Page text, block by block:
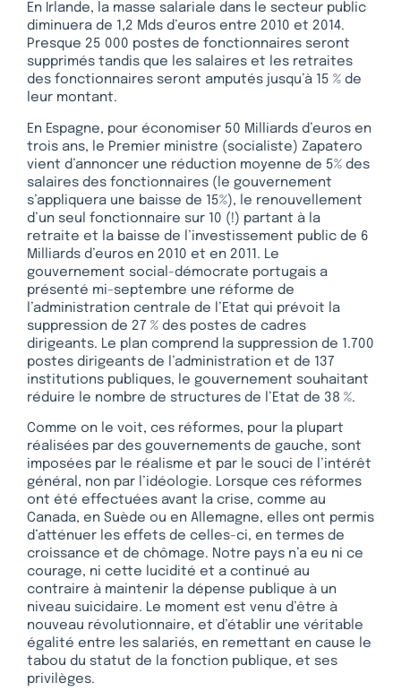
En Irlande, la masse salariale dans le secteur public
diminuera de 1,2 Mds d’euros entre 2010 et 2014.
Presque 25 000 postes de fonctionnaires seront
supprimés tandis que les salaires et les retraites
des fonctionnaires seront amputés jusqu’à 15 % de
leur montant.
En Espagne, pour économiser 50 Milliards d’euros en
trois ans, le Premier ministre (socialiste) Zapatero
vient d’annoncer une réduction moyenne de 5% des
salaires des fonctionnaires (le gouvernement
s’appliquera une baisse de 15%), le renouvellement
d’un seul fonctionnaire sur 10 (!) partant à la
retraite et la baisse de l’investissement public de 6
Milliards d’euros en 2010 et en 2011. Le
gouvernement social-démocrate portugais a
présenté mi-septembre une réforme de
l’administration centrale de l’Etat qui prévoit la
suppression de 27 % des postes de cadres
dirigeants. Le plan comprend la suppression de 1.700
postes dirigeants de l’administration et de 137
institutions publiques, le gouvernement souhaitant
réduire le nombre de structures de l’Etat de 38 %.
Comme on le voit, ces réformes, pour la plupart
réalisées par des gouvernements de gauche, sont
imposées par le réalisme et par le souci de l’intérêt
général, non par l’idéologie. Lorsque ces réformes
ont été effectuées avant la crise, comme au
Canada, en Suède ou en Allemagne, elles ont permis
d’atténuer les effets de celles-ci, en termes de
croissance et de chômage. Notre pays n’a eu ni ce
courage, ni cette lucidité et a continué au
contraire à maintenir la dépense publique à un
niveau suicidaire. Le moment est venu d’être à
nouveau révolutionnaire, et d’établir une véritable
égalité entre les salariés, en remettant en cause le
tabou du statut de la fonction publique, et ses
privilèges.